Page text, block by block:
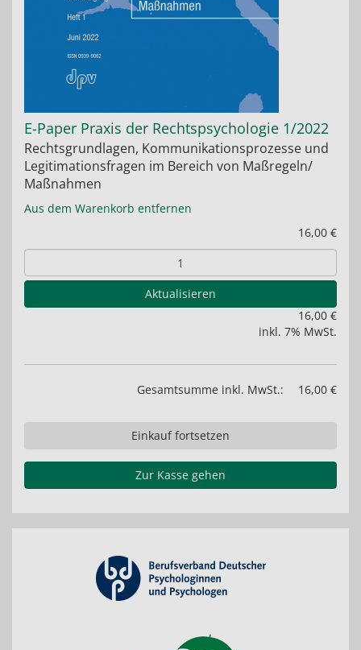
E-Paper Praxis der Rechtspsychologie 1/2022
Rechtsgrundlagen, Kommunikationsprozesse und
Legitimationsfragen im Bereich von Maßregeln/
Maßnahmen
Aus dem Warenkorb entfernen
16,00 €
Aktualisieren
16,00 €
inkl. 7% MwSt.
Gesamtsumme inkl. MwSt.: 16,00 €
Einkauf fortsetzen
Zur Kasse gehen